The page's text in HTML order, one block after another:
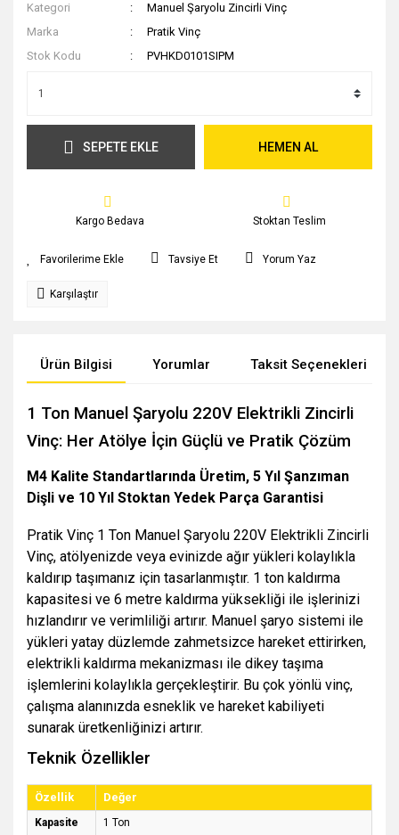
Kategori
Manuel Şaryolu Zincirli Vinç
Marka
Pratik Vinç
Stok Kodu
PVHKD0101SIPM
SEPETE EKLE HEMEN AL
Kargo Bedava Stoktan Teslim
Tavsiye Et Yorum Yaz
Karşılaştır
Ürün Bilgisi Yorumlar Taksit Seçenekleri
1 Ton Manuel Şaryolu 220V Elektrikli Zincirli
Vinç: Her Atölye İçin Güçlü ve Pratik Çözüm
M4 Kalite Standartlarında Üretim, 5 Yıl Şanzıman
Dişli ve 10 Yıl Stoktan Yedek Parça Garantisi
Pratik Vinç 1 Ton Manuel Şaryolu 220V Elektrikli Zincirli
Vinç, atölyenizde veya evinizde ağır yükleri kolaylıkla
kaldırıp taşımanız için tasarlanmıştır. 1 ton kaldırma
kapasitesi ve 6 metre kaldırma yüksekliği ile işlerinizi
hızlandırır ve verimliliği artırır. Manuel şaryo sistemi ile
yükleri yatay düzlemde zahmetsizce hareket ettirirken,
elektrikli kaldırma mekanizması ile dikey taşıma
işlemlerini kolaylıkla gerçekleştirir. Bu çok yönlü vinç,
çalışma alanınızda esneklik ve hareket kabiliyeti
sunarak üretkenliğinizi artırır.
Teknik Özellikler
Özellik Değer
Kapasite 1 Ton